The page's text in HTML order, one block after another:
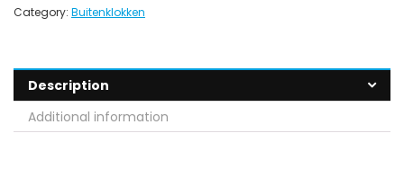
Category: Buitenklokken
Description
Additional information